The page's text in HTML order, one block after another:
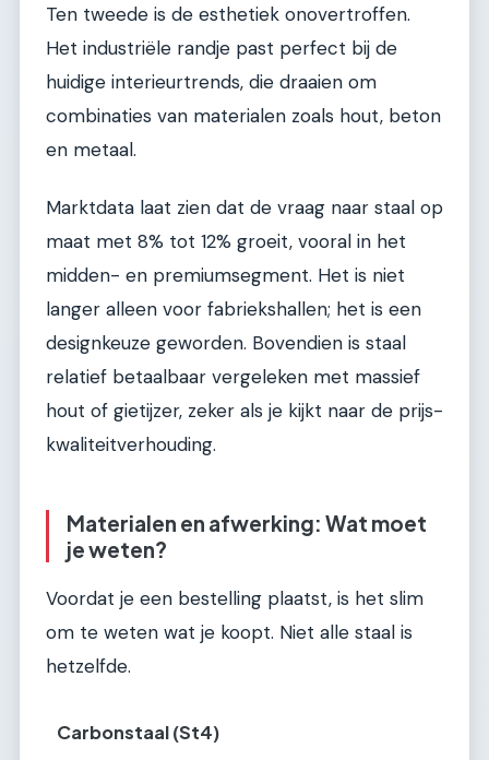
Ten tweede is de esthetiek onovertroffen.
Het industriële randje past perfect bij de
huidige interieurtrends, die draaien om
combinaties van materialen zoals hout, beton
en metaal.
Marktdata laat zien dat de vraag naar staal op
maat met 8% tot 12% groeit, vooral in het
midden- en premiumsegment. Het is niet
langer alleen voor fabriekshallen; het is een
designkeuze geworden. Bovendien is staal
relatief betaalbaar vergeleken met massief
hout of gietijzer, zeker als je kijkt naar de prijs-
kwaliteitverhouding.
Materialen en afwerking: Wat moet
je weten?
Voordat je een bestelling plaatst, is het slim
om te weten wat je koopt. Niet alle staal is
hetzelfde.
Carbonstaal (St4)